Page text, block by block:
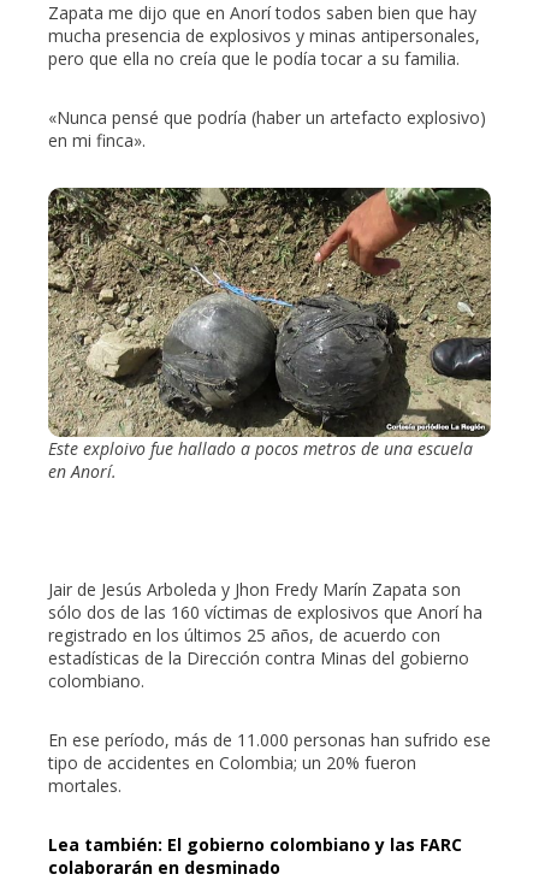
Zapata me dijo que en Anorí todos saben bien que hay
mucha presencia de explosivos y minas antipersonales,
pero que ella no creía que le podía tocar a su familia.
«Nunca pensé que podría (haber un artefacto explosivo)
en mi finca».
Este exploivo fue hallado a pocos metros de una escuela
en Anorí.
Jair de Jesús Arboleda y Jhon Fredy Marín Zapata son
sólo dos de las 160 víctimas de explosivos que Anorí ha
registrado en los últimos 25 años, de acuerdo con
estadísticas de la Dirección contra Minas del gobierno
colombiano.
En ese período, más de 11.000 personas han sufrido ese
tipo de accidentes en Colombia; un 20% fueron
mortales.
Lea también: El gobierno colombiano y las FARC
colaborarán en desminado